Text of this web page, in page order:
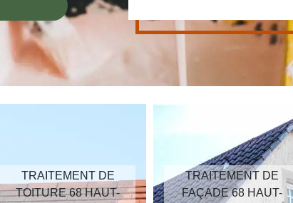
TRAITEMENT DE
TOITURE 68 HAUT-
TRAITEMENT DE
FAÇADE 68 HAUT-